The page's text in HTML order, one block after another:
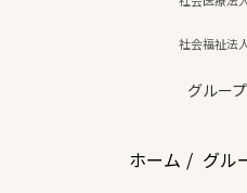
社会福祉法人
グルー
ホーム
グル